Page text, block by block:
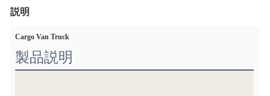
説明
Cargo Van Truck
製品説明